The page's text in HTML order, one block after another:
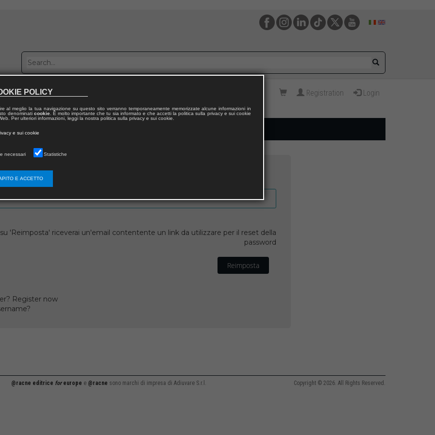
with us Registration Login
'Reimposta' riceverai un'email contentente un link da utilizzare per il reset della
password
Reimposta
Register now
@racne editrice foreurope e @racne sono marchi di impresa di Adiuvare S.r.l. Copyright © 2026. All Rights Reserved.
POLICY
al meglio la tua navigazione su questo sito verranno temporaneamente memorizzate alcune informazioni in
denominati cookie. È molto importante che tu sia informato e che accetti la politica sulla privacy e sui cookie
Per ulteriori informazioni, leggi la nostra politica sulla privacy e sui cookie.
e sui cookie
necessari Statistiche
E ACCETTO